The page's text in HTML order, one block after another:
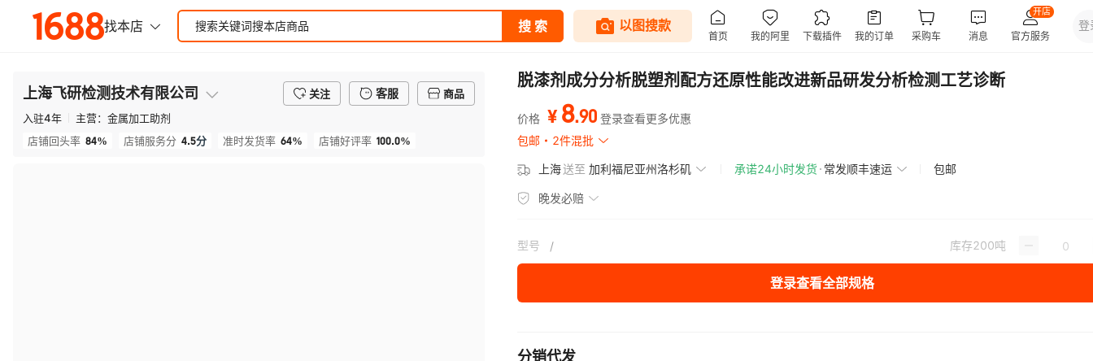
上海飞研检测技术有限公司 关注 客服
商品
入驻4年 主营： 金属加工助剂
店铺回头率 84% 店铺服务分 4.5分 准时发货率 64% 店铺好评率 100.0%
脱漆剂成分分析脱塑剂配方还原性能改进新品研发分析检测工艺诊断
价格 ¥ 8.90 登录查看更多优惠
包邮
2件混批
上海送至 加利福尼亚州洛杉矶 承诺24小时发货 常发顺丰速运 包邮
晚发必赔
型号 / 库存200吨
登录查看全部规格
分销代发